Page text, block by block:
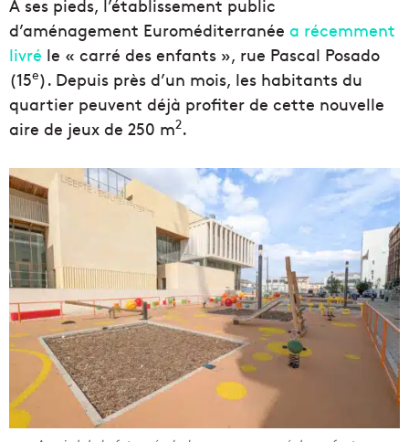
À ses pieds, l’établissement public
d’aménagement Euroméditerranée a récemment
livré le « carré des enfants », rue Pascal Posado
(15e). Depuis près d’un mois, les habitants du
quartier peuvent déjà profiter de cette nouvelle
aire de jeux de 250 m2.